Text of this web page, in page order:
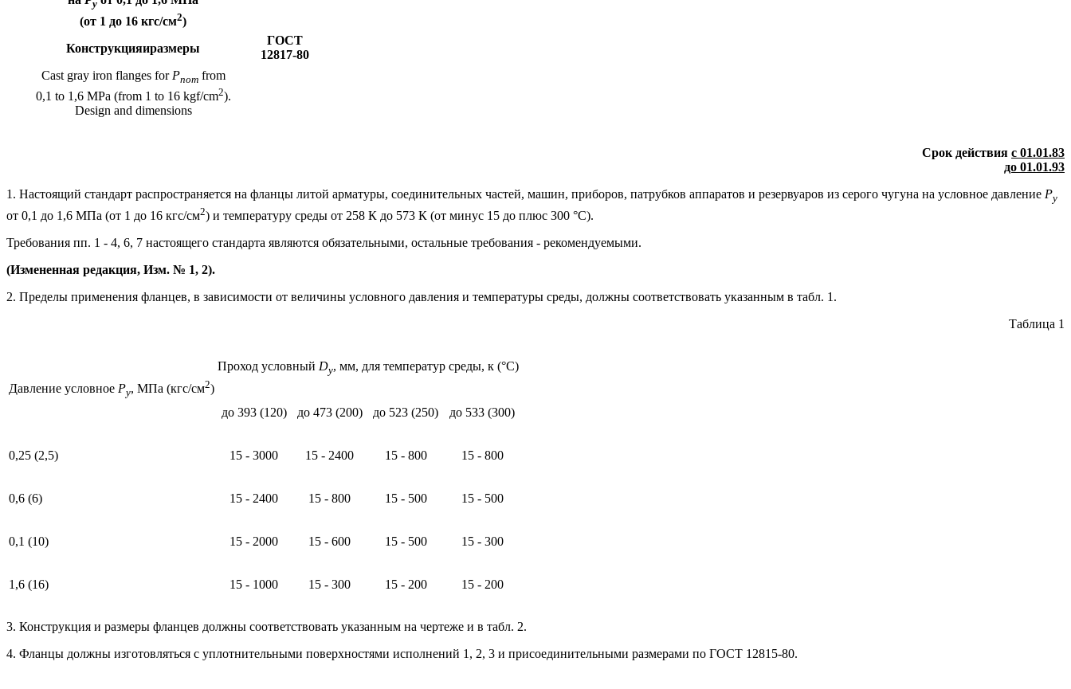
у
(от 1 до 16 кгс/см2)
Конструкцияиразмеры
Cast gray iron flanges for Pnomfrom
0,1 to 1,6 MPa (from 1 to 16 kgf/cm2).
Design and dimensions
ГОСТ
12817-80
Срок действия с 01.01.83
до 01.01.93
1. Настоящий стандарт распространяется на фланцы литой арматуры, соединительных частей, машин, приборов, патрубков аппаратов и резервуаров из серого чугуна на условное давление Ру
от 0,1 до 1,6 МПа (от 1 до 16 кгс/см2) и температуру среды от 258 К до 573 К (от минус 15 до плюс 300 °С).
Требования пп. 1 - 4, 6, 7 настоящего стандарта являются обязательными, остальные требования - рекомендуемыми.
(Измененная редакция, Изм. № 1, 2).
2. Пределы применения фланцев, в зависимости от величины условного давления и температуры среды, должны соответствовать указанным в табл. 1.
Таблица 1
Давление условное Ру, МПа (кгс/см2)
Проход условный Dy, мм, для температур среды, к (°С)
до 393 (120) до 473 (200) до 523 (250) до 533 (300)
0,25 (2,5) 15 - 3000 15 - 2400 15 - 800 15 - 800
0,6 (6) 15 - 2400 15 - 800 15 - 500 15 - 500
0,1 (10) 15 - 2000 15 - 600 15 - 500 15 - 300
1,6 (16) 15 - 1000 15 - 300 15 - 200 15 - 200
3. Конструкция и размеры фланцев должны соответствовать указанным на чертеже и в табл. 2.
4. Фланцы должны изготовляться с уплотнительными поверхностями исполнений 1, 2, 3 и присоединительными размерами по ГОСТ 12815-80.